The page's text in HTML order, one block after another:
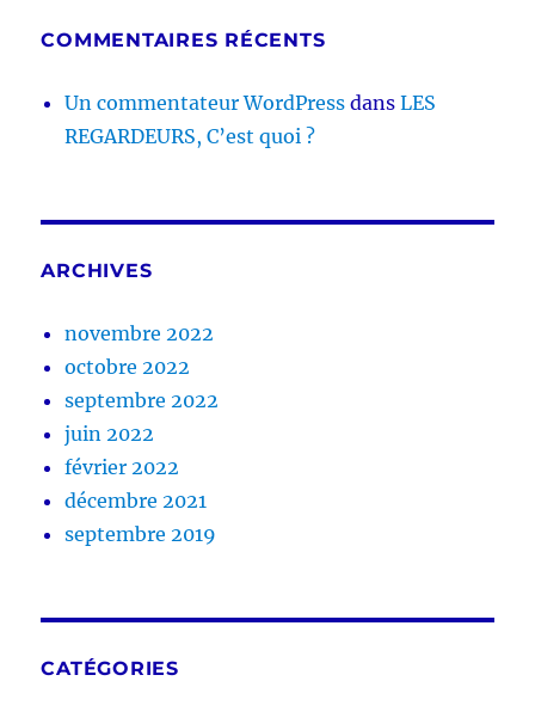
COMMENTAIRES RÉCENTS
Un commentateur WordPress dansLES
REGARDEURS, C’est quoi ?
ARCHIVES
novembre 2022
octobre 2022
septembre 2022
juin 2022
février 2022
décembre 2021
septembre 2019
CATÉGORIES